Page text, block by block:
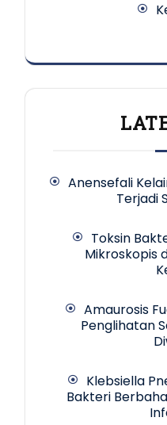
Anensefali
Terjadi
Toksin
Mikroskopis
Amaurosis
Penglihatan
Klebsiella
Bakteri